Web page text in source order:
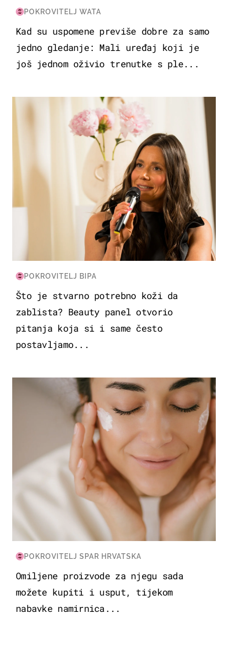
POKROVITELJ WATA
Kad su uspomene previše dobre za samo
jedno gledanje: Mali uređaj koji je
još jednom oživio trenutke s ple...
MODA & LJEPOTA
POKROVITELJ BIPA
Što je stvarno potrebno koži da
zablista? Beauty panel otvorio
pitanja koja si i same često
postavljamo...
MODA & LJEPOTA
POKROVITELJ SPAR HRVATSKA
Omiljene proizvode za njegu sada
možete kupiti i usput, tijekom
nabavke namirnica...